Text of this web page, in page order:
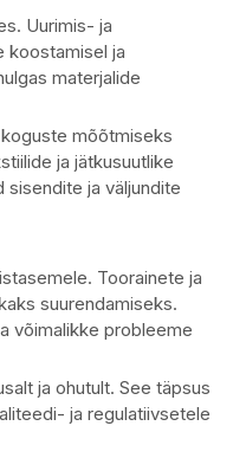
Uurimis- ja
koostamisel ja
materjalide
mõõtmiseks
ja jätkusuutlike
ja väljundite
Toorainete ja
suurendamiseks.
võimalikke probleeme
ja ohutult. See täpsus
ja regulatiivsetele